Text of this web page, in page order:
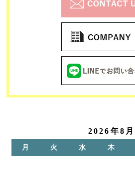
2026年8月
月 火 水 木